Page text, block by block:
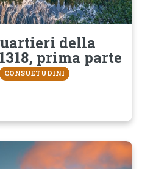
della
prima parte
CONSUETUDINI